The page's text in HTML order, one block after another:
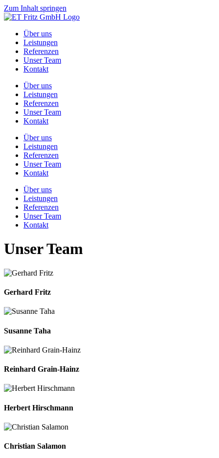
Zum Inhalt springen
Über uns
Leistungen
Referenzen
Unser Team
Kontakt
Über uns
Leistungen
Referenzen
Unser Team
Kontakt
Über uns
Leistungen
Referenzen
Unser Team
Kontakt
Über uns
Leistungen
Referenzen
Unser Team
Kontakt
Unser Team
Gerhard Fritz
Susanne Taha
Reinhard Grain-Hainz
Herbert Hirschmann
Christian Salamon